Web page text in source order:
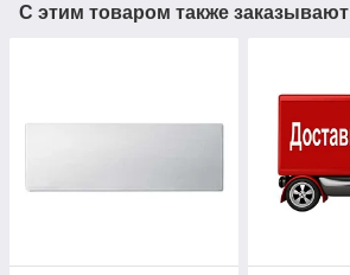
С этим товаром также заказывают